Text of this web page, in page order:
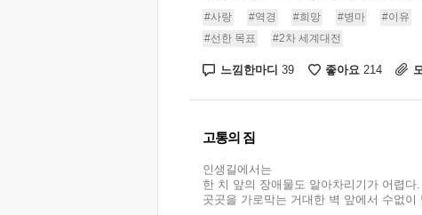
#사랑 #역경 #희망 #병마 #이유
#선한 목표
#2차 세계대전
느낌한마디 39 좋아요 214
고통의 짐
인생길에서는
한 치 앞의 장애물도 알아차리기가 어렵다.
곳곳을 가로막는 거대한 벽 앞에서 수없이